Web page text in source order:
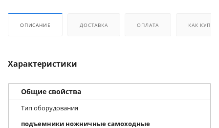
ОПИСАНИЕ ДОСТАВКА ОПЛАТА КАК
Характеристики
Общие свойства
Тип оборудования
подъемники ножничные самоходные